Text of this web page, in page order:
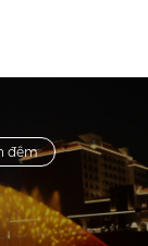
đêm